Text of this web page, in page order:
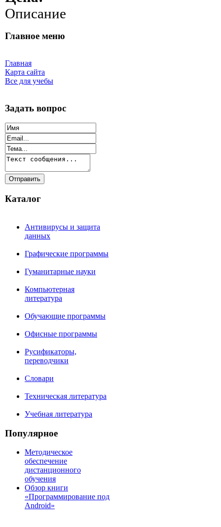
Описание
Главное меню
Главная
Карта сайта
Все для учебы
Задать вопрос
Каталог
Антивирусы и защита
данных
Графические программы
Гуманитарные науки
Компьютерная
литература
Обучающие программы
Офисные программы
Русификаторы,
переводчики
Словари
Техническая литература
Учебная литература
Популярное
Методическое
обеспечение
дистанционного
обучения
Обзор книги
«Программирование под
Android»